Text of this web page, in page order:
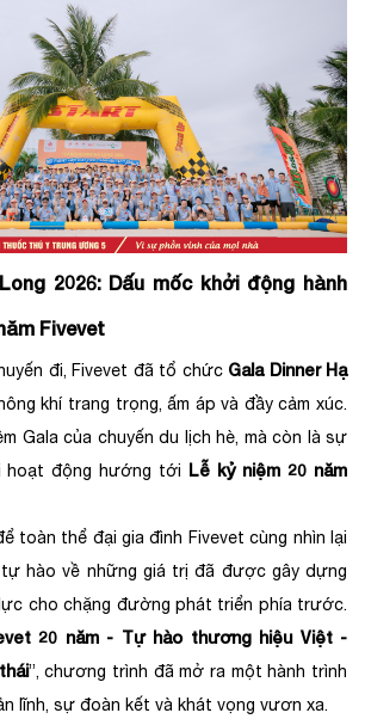
2026: Dấu mốc khởi động hành
Fivevet
đi, Fivevet đã tổ chức Gala Dinner Hạ
khí trang trọng, ấm áp và đầy cảm xúc.
Gala của chuyến du lịch hè, mà còn là sự
hoạt động hướng tới Lễ kỷ niệm 20 năm
toàn thể đại gia đình Fivevet cùng nhìn lại
tự hào về những giá trị đã được gây dựng
cho chặng đường phát triển phía trước.
20 năm - Tự hào thương hiệu Việt -
”, chương trình đã mở ra một hành trình
lĩnh, sự đoàn kết và khát vọng vươn xa.